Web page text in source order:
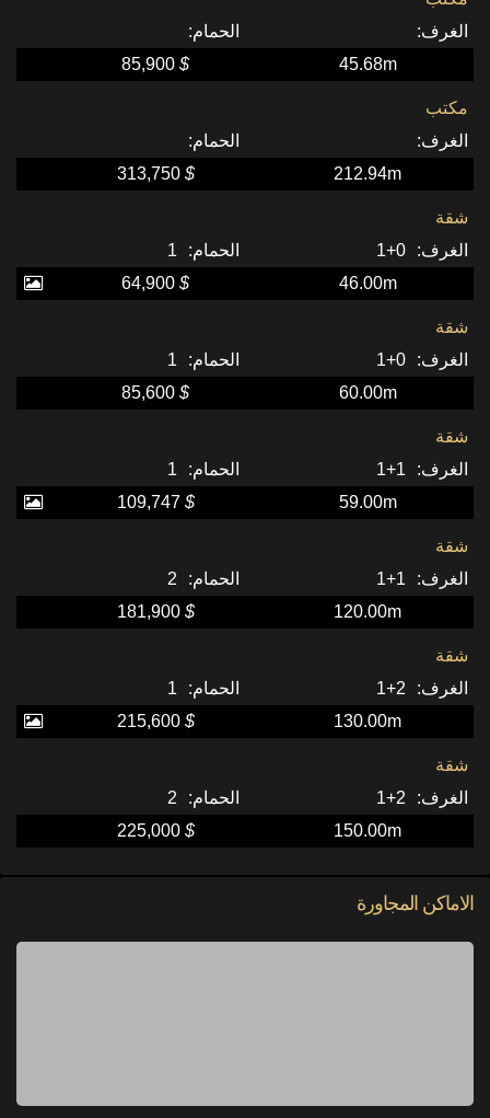
45.68m
$
مكتب
212.94m
$
313,750
شقة
0+1
1
46.00m
$
شقة
0+1
1
60.00m
$
شقة
1+1
1
59.00m
$
109,747
شقة
1+1
2
120.00m
$
181,900
شقة
2+1
1
130.00m
$
215,600
شقة
2+1
2
150.00m
$
225,000
الاماكن المجاورة